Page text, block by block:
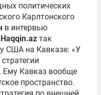
политических
Карлтонского
в интервью
Haqqin.az так
США на Кавказе: «У
Ему Кавказ вообще
пространство.